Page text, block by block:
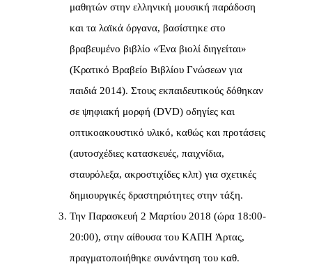
μαθητών στην ελληνική μουσική παράδοση
και τα λαϊκά όργανα, βασίστηκε στο
βραβευμένο βιβλίο «Ένα βιολί διηγείται»
(Κρατικό Βραβείο Βιβλίου Γνώσεων για
παιδιά 2014). Στους εκπαιδευτικούς δόθηκαν
σε ψηφιακή μορφή (DVD) οδηγίες και
οπτικοακουστικό υλικό, καθώς και προτάσεις
(αυτοσχέδιες κατασκευές, παιχνίδια,
σταυρόλεξα, ακροστιχίδες κλπ) για σχετικές
δημιουργικές δραστηριότητες στην τάξη.
Την Παρασκευή 2 Μαρτίου 2018 (ώρα 18:00-
20:00), στην αίθουσα του ΚΑΠΗ Άρτας,
πραγματοποιήθηκε συνάντηση του καθ.